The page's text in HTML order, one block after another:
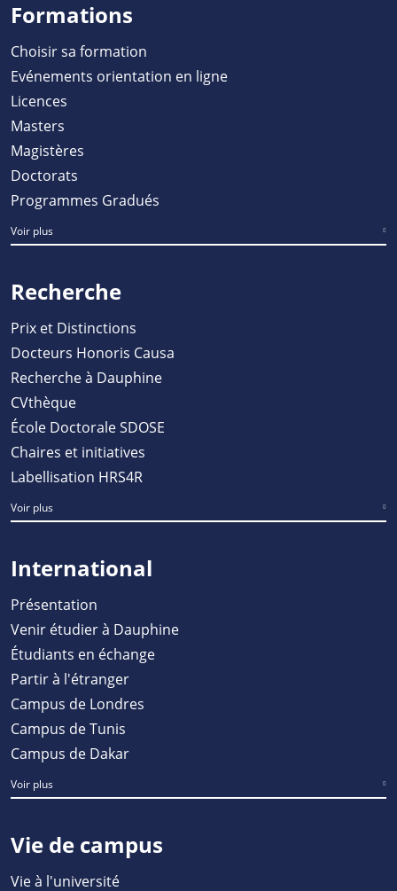
Formations
Choisir sa formation
Evénements orientation en ligne
Licences
Masters
Magistères
Doctorats
Programmes Gradués
Voir plus
Recherche
Prix et Distinctions
Docteurs Honoris Causa
Recherche à Dauphine
CVthèque
École Doctorale SDOSE
Chaires et initiatives
Labellisation HRS4R
Voir plus
International
Présentation
Venir étudier à Dauphine
Étudiants en échange
Partir à l'étranger
Campus de Londres
Campus de Tunis
Campus de Dakar
Voir plus
Vie de campus
Vie à l'université